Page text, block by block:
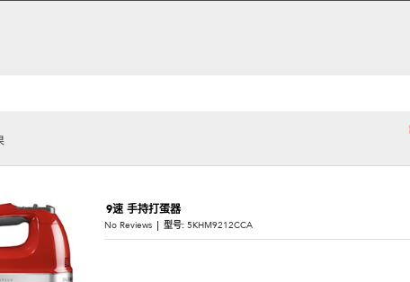
9速 手持打蛋器
No Reviews 型号: 5KHM9212CCA